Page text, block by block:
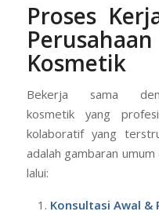
Proses
Kosmetik
Bekerja sama
kosmetik yang
kolaboratif yang
adalah gambaran
lalui:
Konsultasi Awal &